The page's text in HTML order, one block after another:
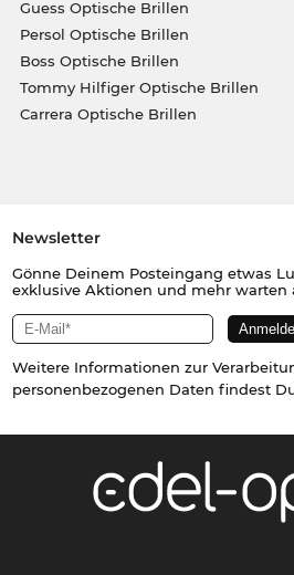
Guess Optische Brillen
Persol Optische Brillen
Boss Optische Brillen
Tommy Hilfiger Optische Brillen
Carrera Optische Brillen
Newsletter
Gönne Deinem Posteingang etwas
exklusive Aktionen und mehr warten
Weitere Informationen zur
personenbezogenen Daten findest